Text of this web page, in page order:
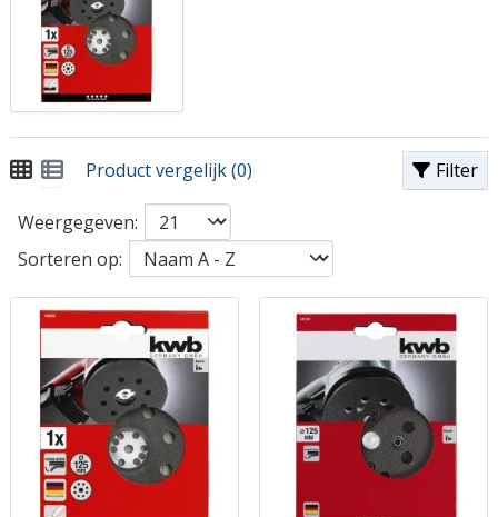
Filter
Product vergelijk (0)
Weergegeven:
Sorteren op: